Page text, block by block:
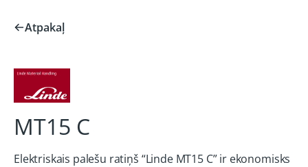
Atpakaļ
MT15 C
Elektriskais palešu ratiņš “Linde MT15 C” ir ekonomisks